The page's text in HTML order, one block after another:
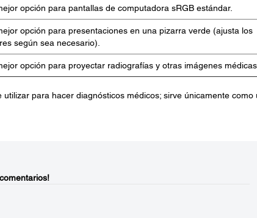
opción para pantallas de computadora sRGB estándar.
opción para presentaciones en una pizarra verde (ajusta los
según sea necesario).
opción para proyectar radiografías y otras imágenes médicas.
para hacer diagnósticos médicos; sirve únicamente como